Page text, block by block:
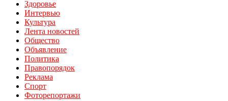
Здоровье
Интервью
Культура
Лента новостей
Общество
Объявление
Политика
Правопорядок
Реклама
Спорт
Фоторепортажи